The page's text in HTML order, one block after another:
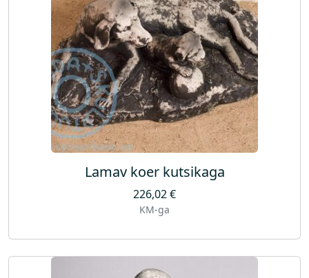
Lamav koer kutsikaga
226,02€
KM-ga